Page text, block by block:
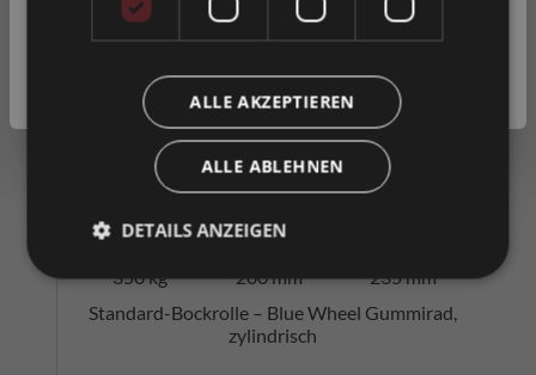
Zum Merkzettel hinzufügen
120 kg
350 kg
80 mm
200 mm
235 mm
Standard-Bockrolle – Blue Wheel Gummirad,
zylindrisch
Privatkunde
Geschäftskunde( exkl. MwSt. )
ALLE AKZEPTIEREN
ALLE ABLEHNEN
DETAILS ANZEIGEN